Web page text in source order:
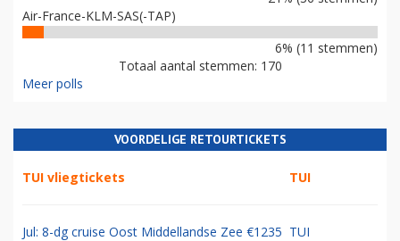
Air-France-KLM-SAS(-TAP)
6% (11 stemmen)
Totaal aantal stemmen: 170
Meer polls
VOORDELIGE RETOURTICKETS
TUI vliegtickets TUI
Jul: 8-dg cruise Oost Middellandse Zee €1235 TUI